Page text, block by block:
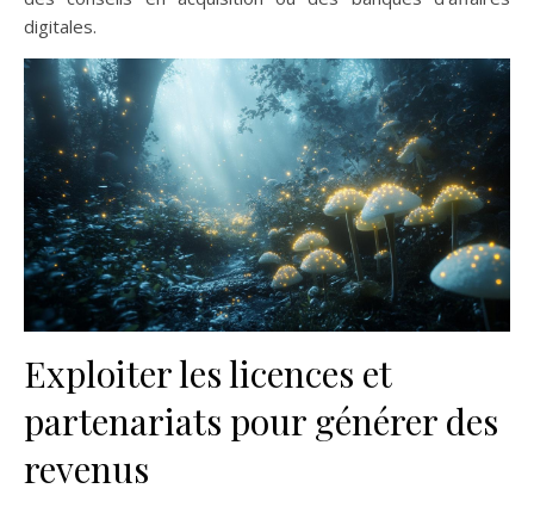
digitales.
Exploiter les licences et
partenariats pour générer des
revenus